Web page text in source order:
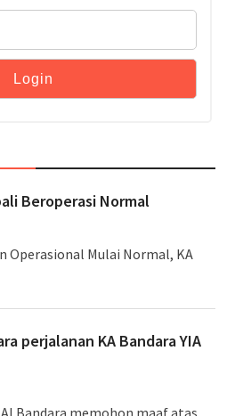
Beroperasi Normal
Operasional Mulai Normal, KA
perjalanan KA Bandara YIA
Bandara memohon maaf atas